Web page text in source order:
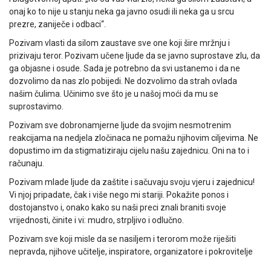
onaj ko to nije u stanju neka ga javno osudi ili neka ga u srcu
prezre, zaniječe i odbaci“.
Pozivam vlasti da silom zaustave sve one koji šire mržnju i
prizivaju teror. Pozivam učene ljude da se javno suprostave zlu, da
ga objasne i osude. Sada je potrebno da svi ustanemo i da ne
dozvolimo da nas zlo pobijedi. Ne dozvolimo da strah ovlada
našim čulima. Učinimo sve što je u našoj moći da mu se
suprostavimo.
Pozivam sve dobronamjerne ljude da svojim nesmotrenim
reakcijama na nedjela zločinaca ne pomažu njihovim ciljevima. Ne
dopustimo im da stigmatiziraju cijelu našu zajednicu. Oni na to i
računaju.
Pozivam mlade ljude da zaštite i sačuvaju svoju vjeru i zajednicu!
Vi njoj pripadate, čak i više nego mi stariji. Pokažite ponos i
dostojanstvo i, onako kako su naši preci znali braniti svoje
vrijednosti, činite i vi: mudro, strpljivo i odlučno.
Pozivam sve koji misle da se nasiljem i terorom može riješiti
nepravda, njihove učitelje, inspiratore, organizatore i pokrovitelje